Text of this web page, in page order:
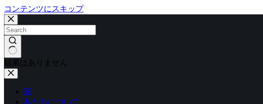
コンテンツにスキップ
結果はありません
家
私たちについて